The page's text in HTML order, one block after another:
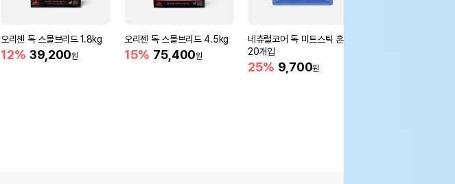
오리젠 독 스몰브리드 1.8kg
12% 39,200원
오리젠 독 스몰브리드 4.5kg
15% 75,400원
네츄럴코어 독 미트스틱 혼합
20개입
25% 9,700원